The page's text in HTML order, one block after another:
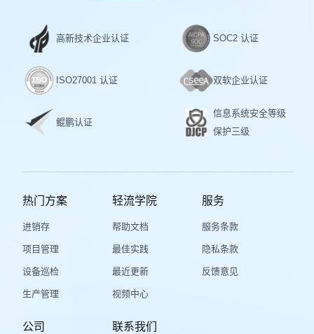
高新技术企业认证 SOC2 认证
ISO27001 认证 双软企业认证
鲲鹏认证
信息系统安全等级
保护三级
热门方案
进销存
项目管理
设备巡检
生产管理
轻流学院
帮助文档
最佳实践
最近更新
视频中心
服务
服务条款
隐私条款
反馈意见
公司 联系我们